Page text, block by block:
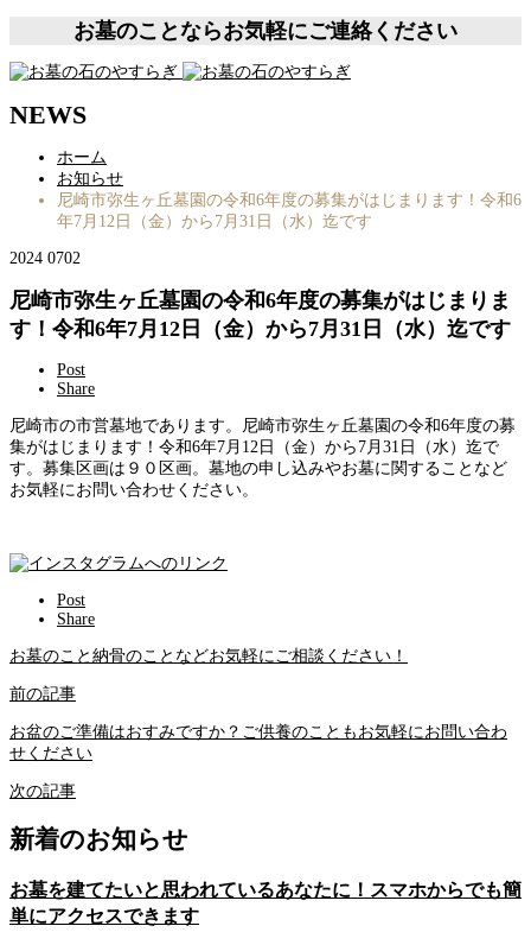
お墓のことならお気軽にご連絡ください
NEWS
ホーム
お知らせ
尼崎市弥生ヶ丘墓園の令和6年度の募集がはじまります！令和6
年7月12日（金）から7月31日（水）迄です
2024 0702
尼崎市弥生ヶ丘墓園の令和6年度の募集がはじまりま
す！令和6年7月12日（金）から7月31日（水）迄です
Post
Share
尼崎市の市営墓地であります。尼崎市弥生ヶ丘墓園の令和6年度の募
集がはじまります！令和6年7月12日（金）から7月31日（水）迄で
す。募集区画は９０区画。墓地の申し込みやお墓に関することなど
お気軽にお問い合わせください。
Post
Share
お墓のこと納骨のことなどお気軽にご相談ください！
前の記事
お盆のご準備はおすみですか？ご供養のこともお気軽にお問い合わ
せください
次の記事
新着のお知らせ
お墓を建てたいと思われているあなたに！スマホからでも簡
単にアクセスできます